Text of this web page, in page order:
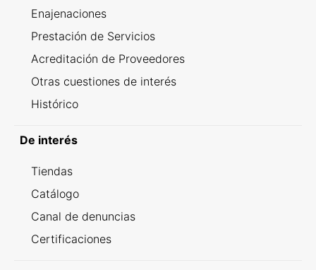
Enajenaciones
Prestación de Servicios
Acreditación de Proveedores
Otras cuestiones de interés
Histórico
De interés
Tiendas
Catálogo
Canal de denuncias
Certificaciones